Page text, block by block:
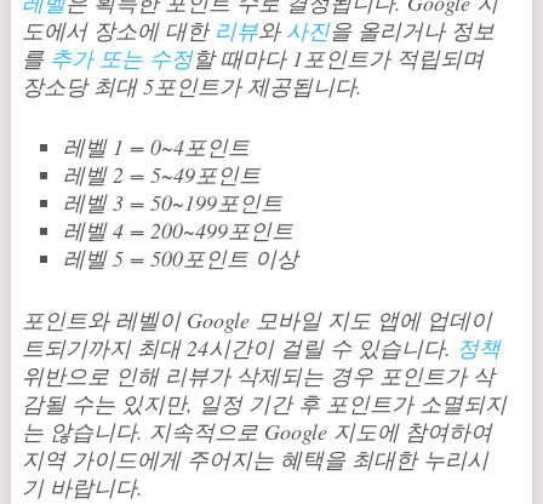
도에서 장소에 대한 리뷰와 사진을 올리거나 정보
를 추가 또는 수정할 때마다 1포인트가 적립되며
장소당 최대 5포인트가 제공됩니다.
레벨 1 = 0~4포인트
레벨 2 = 5~49포인트
레벨 3 = 50~199포인트
레벨 4 = 200~499포인트
레벨 5 = 500포인트 이상
포인트와 레벨이 Google 모바일 지도 앱에 업데이
트되기까지 최대 24시간이 걸릴 수 있습니다. 정책
위반으로 인해 리뷰가 삭제되는 경우 포인트가 삭
감될 수는 있지만, 일정 기간 후 포인트가 소멸되지
는 않습니다. 지속적으로 Google 지도에 참여하여
지역 가이드에게 주어지는 혜택을 최대한 누리시
기 바랍니다.